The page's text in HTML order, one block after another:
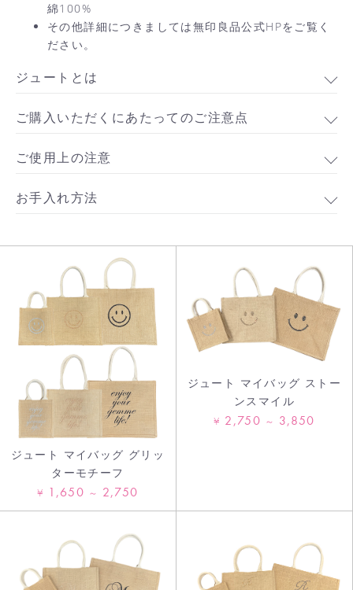
お買い物を続ける
カートへ進む
綿100%
その他詳細につきましては無印良品公式HPをご覧く
ださい。
ジュートとは
ご購入いただくにあたってのご注意点
ご使用上の注意
お手入れ方法
ジュート マイバッグ グリッ
ターモチーフ
¥ 1,650 ～ 2,750
ジュート マイバッグ ストー
ンスマイル
¥ 2,750 ～ 3,850